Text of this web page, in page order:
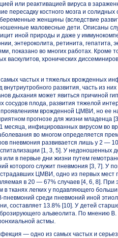
или реактивацией вируса в
пересадку костного мозга и солидных
женщины (вследствие
маловесные дети. Описаны
иной природы и даже у
энтероколита, ретинита, гепатита,
показано во многих работах. Кроме
васкулитов, хронических
самых частых и тяжелых врожденных
развития, часть из
дыхания может явиться причиной
сосудов плода, развития тяжелой
проявлениям врожденной ЦМВИ, но ее
прогнозе для жизни младенца
месяца, инфицированных вирусом во
во многом определяется
пневмония развивается лишь у 2 —
[1, 3, 5]. У недоношенных
в первые дни жизни путем
которого служит пневмония [3, 7]. У
ЦМВИ, одно из первых мест
в 20 — 67% случаев [4, 6, 8]. При
тканях легких у подавляющего
пневмоний среди пневмоний иной
составляет 13.8% [10]. У детей
альвеолита. По мнению
астмы.
— одно из самых частых и